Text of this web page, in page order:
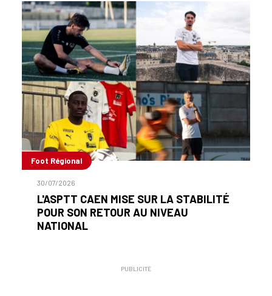
Foot Régional
30/07/2026
L'ASPTT CAEN MISE SUR LA STABILITÉ
POUR SON RETOUR AU NIVEAU
NATIONAL
PUBLICITÉ